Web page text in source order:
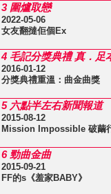
3 圍爐取戀
2022-05-06
女友翻撻佢個Ex
4 毛記分獎典禮 真．足
2016-01-12
分獎典禮重溫：曲金曲獎
5 六點半左右新聞報道
2015-08-12
Mission Impossible 破繭
6 勁曲金曲
2015-09-21
FF的s《羞家BABY》